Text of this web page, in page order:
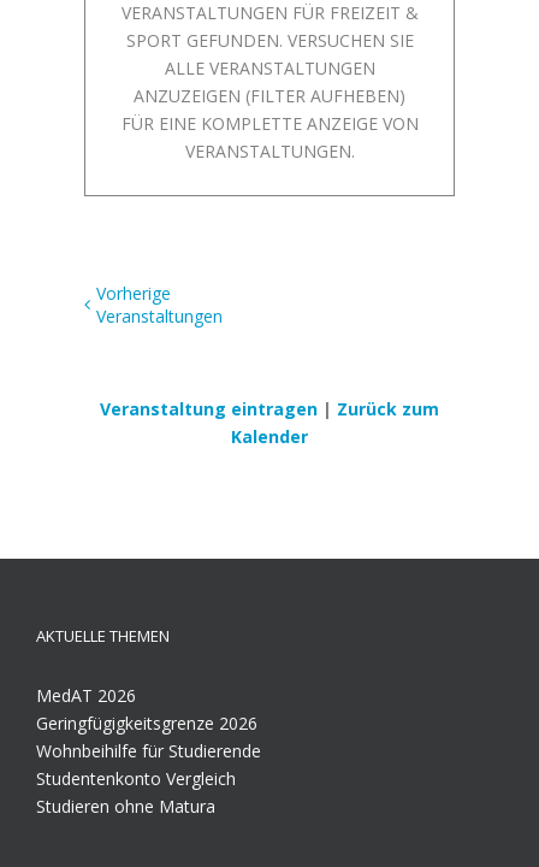
VERANSTALTUNGEN FÜR FREIZEIT &
SPORT GEFUNDEN. VERSUCHEN SIE
ALLE VERANSTALTUNGEN
ANZUZEIGEN (FILTER AUFHEBEN)
FÜR EINE KOMPLETTE ANZEIGE VON
VERANSTALTUNGEN.
Veranstaltungen
Listennavigation
Vorherige
Veranstaltungen
Veranstaltung eintragen | Zurück zum
Kalender
AKTUELLE THEMEN
MedAT 2026
Geringfügigkeitsgrenze 2026
Wohnbeihilfe für Studierende
Studentenkonto Vergleich
Studieren ohne Matura